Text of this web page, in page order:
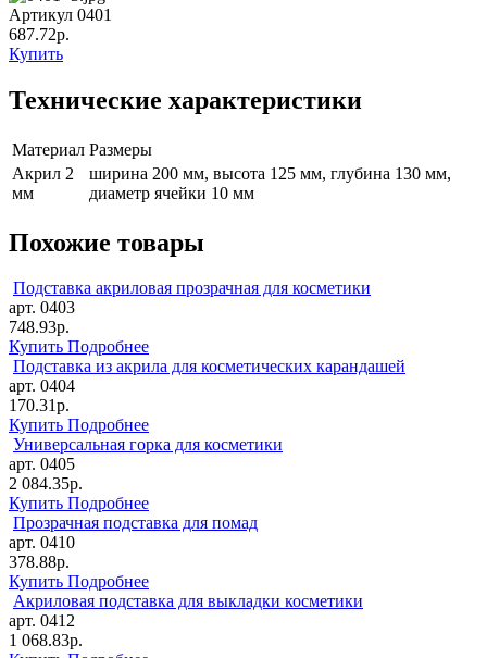
Артикул 0401
687.72р.
Купить
Технические характеристики
Материал Размеры
Акрил 2
мм
ширина 200 мм, высота 125 мм, глубина 130 мм,
диаметр ячейки 10 мм
Похожие товары
Подставка акриловая прозрачная для косметики
арт. 0403
748.93р.
Купить Подробнее
Подставка из акрила для косметических карандашей
арт. 0404
170.31р.
Купить Подробнее
Универсальная горка для косметики
арт. 0405
2 084.35р.
Купить Подробнее
Прозрачная подставка для помад
арт. 0410
378.88р.
Купить Подробнее
Акриловая подставка для выкладки косметики
арт. 0412
1 068.83р.